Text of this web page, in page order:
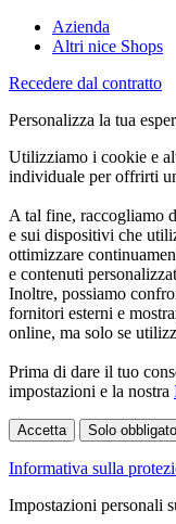
Azienda
Altri nice Shops
Recedere dal contratto
Personalizza la tua
Utilizziamo i cookie e
individuale per offrirti
A tal fine, raccogliamo
e sui dispositivi che
ottimizzare
e contenuti
Inoltre, possiamo
fornitori esterni e
online, ma solo se
Prima di dare il tuo
impostazioni e la nostra
Accetta Solo
Informativa sulla
Impostazioni personali